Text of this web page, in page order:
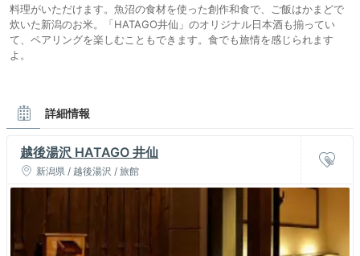
料理がいただけます。魚沼の食材を使った創作和食で、ご飯はかまどで
炊いた新潟のお米。「HATAGO井仙」のオリジナル日本酒も揃ってい
て、ペアリングを楽しむこともできます。食でも旅情を感じられます
よ。
詳細情報
越後湯沢 HATAGO 井仙
新潟県 / 越後湯沢 / 旅館